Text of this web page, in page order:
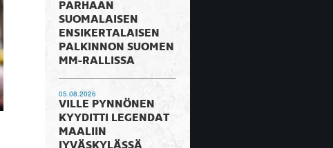
PARHAAN
SUOMALAISEN
ENSIKERTALAISEN
PALKINNON SUOMEN
MM-RALLISSA
05.08.2026
VILLE PYNNÖNEN
KYYDITTI LEGENDAT
MAALIIN